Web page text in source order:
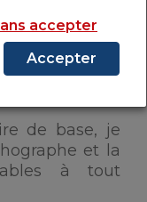
de base, je
et la
à tout
accepter
Accepter